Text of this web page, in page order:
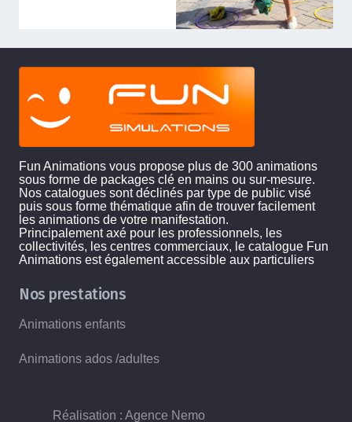
Fun Animations vous propose plus de 300 animations
sous forme de packages clé en mains ou sur-mesure.
Nos catalogues sont déclinés par type de public visé
puis sous forme thématique afin de trouver facilement
les animations de votre manifestation.
Principalement axé pour les professionnels, les
collectivités, les centres commerciaux, le catalogue Fun
Animations est également accessible aux particuliers
Nos prestations
Animations enfants
Animations ados /adultes
Réalisation : Agence Nemo